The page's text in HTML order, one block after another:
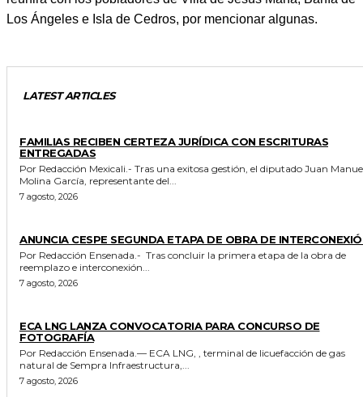
Los Ángeles e Isla de Cedros, por mencionar algunas.
LATEST ARTICLES
FAMILIAS RECIBEN CERTEZA JURÍDICA CON ESCRITURAS
ENTREGADAS
Por Redacción Mexicali.- Tras una exitosa gestión, el diputado Juan Manuel
Molina García, representante del...
7 agosto, 2026
ANUNCIA CESPE SEGUNDA ETAPA DE OBRA DE
Por Redacción Ensenada.- Tras concluir la primera etapa de la obra de
reemplazo e interconexión...
7 agosto, 2026
ECA LNG LANZA CONVOCATORIA PARA CONCURSO DE
FOTOGRAFÍA
Por Redacción Ensenada.— ECA LNG, , terminal de licuefacción de gas
natural de Sempra Infraestructura,...
7 agosto, 2026